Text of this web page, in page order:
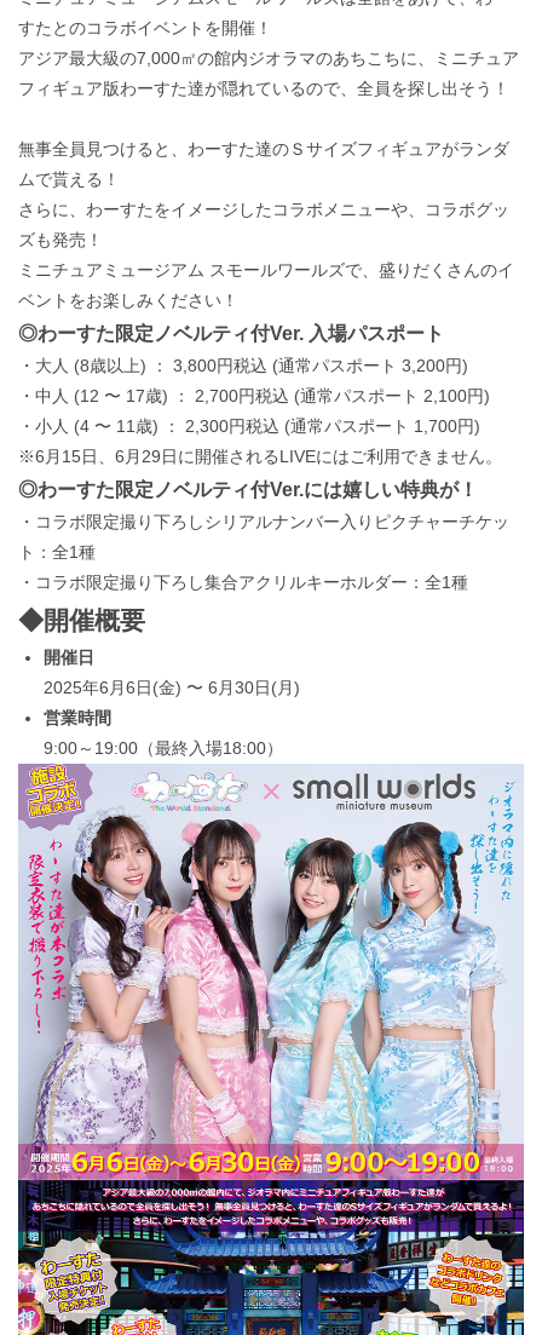
すたとのコラボイベントを開催！
アジア最大級の7,000㎡の館内ジオラマのあちこちに、ミニチュア
フィギュア版わーすた達が隠れているので、全員を探し出そう！
無事全員見つけると、わーすた達のＳサイズフィギュアがランダ
ムで貰える！
さらに、わーすたをイメージしたコラボメニューや、コラボグッ
ズも発売！
ミニチュアミュージアム スモールワールズで、盛りだくさんのイ
ベントをお楽しみください！
◎わーすた限定ノベルティ付Ver. 入場パスポート
・大人 (8歳以上) ： 3,800円税込 (通常パスポート 3,200円)
・中人 (12 〜 17歳) ： 2,700円税込 (通常パスポート 2,100円)
・小人 (4 〜 11歳) ： 2,300円税込 (通常パスポート 1,700円)
※6月15日、6月29日に開催されるLIVEにはご利用できません。
◎わーすた限定ノベルティ付Ver.には嬉しい特典が！
・コラボ限定撮り下ろしシリアルナンバー入りピクチャーチケッ
ト：全1種
・コラボ限定撮り下ろし集合アクリルキーホルダー：全1種
◆開催概要
開催日
2025年6月6日(金) 〜 6月30日(月)
営業時間
9:00～19:00（最終入場18:00）